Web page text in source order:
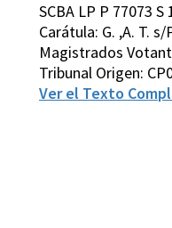
SCBA LP P 77073
Carátula: G. ,A. T.
Magistrados
Tribunal Origen:
Ver el Texto